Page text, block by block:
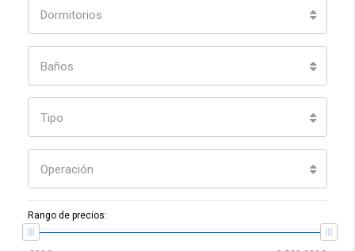
Dormitorios
Baños
Tipo
Operación
Rango de precios: